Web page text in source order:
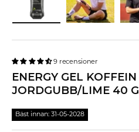
9 recensioner
ENERGY GEL KOFFEIN
JORDGUBB/LIME 40 G
Bäst innan: 31-05-2028